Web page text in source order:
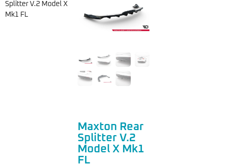
Splitter V.2 Model X
Mk1 FL
Maxton Rear
Splitter V.2
Model X Mk1
FL